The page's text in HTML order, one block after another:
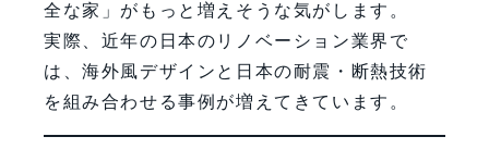
全な家」がもっと増えそうな気がします。
実際、近年の日本のリノベーション業界で
は、海外風デザインと日本の耐震・断熱技術
を組み合わせる事例が増えてきています。